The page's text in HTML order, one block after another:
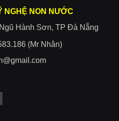
NGHỆ NON NƯỚC
Hành Sơn, TP Đà Nẵng
(Mr Nhân)